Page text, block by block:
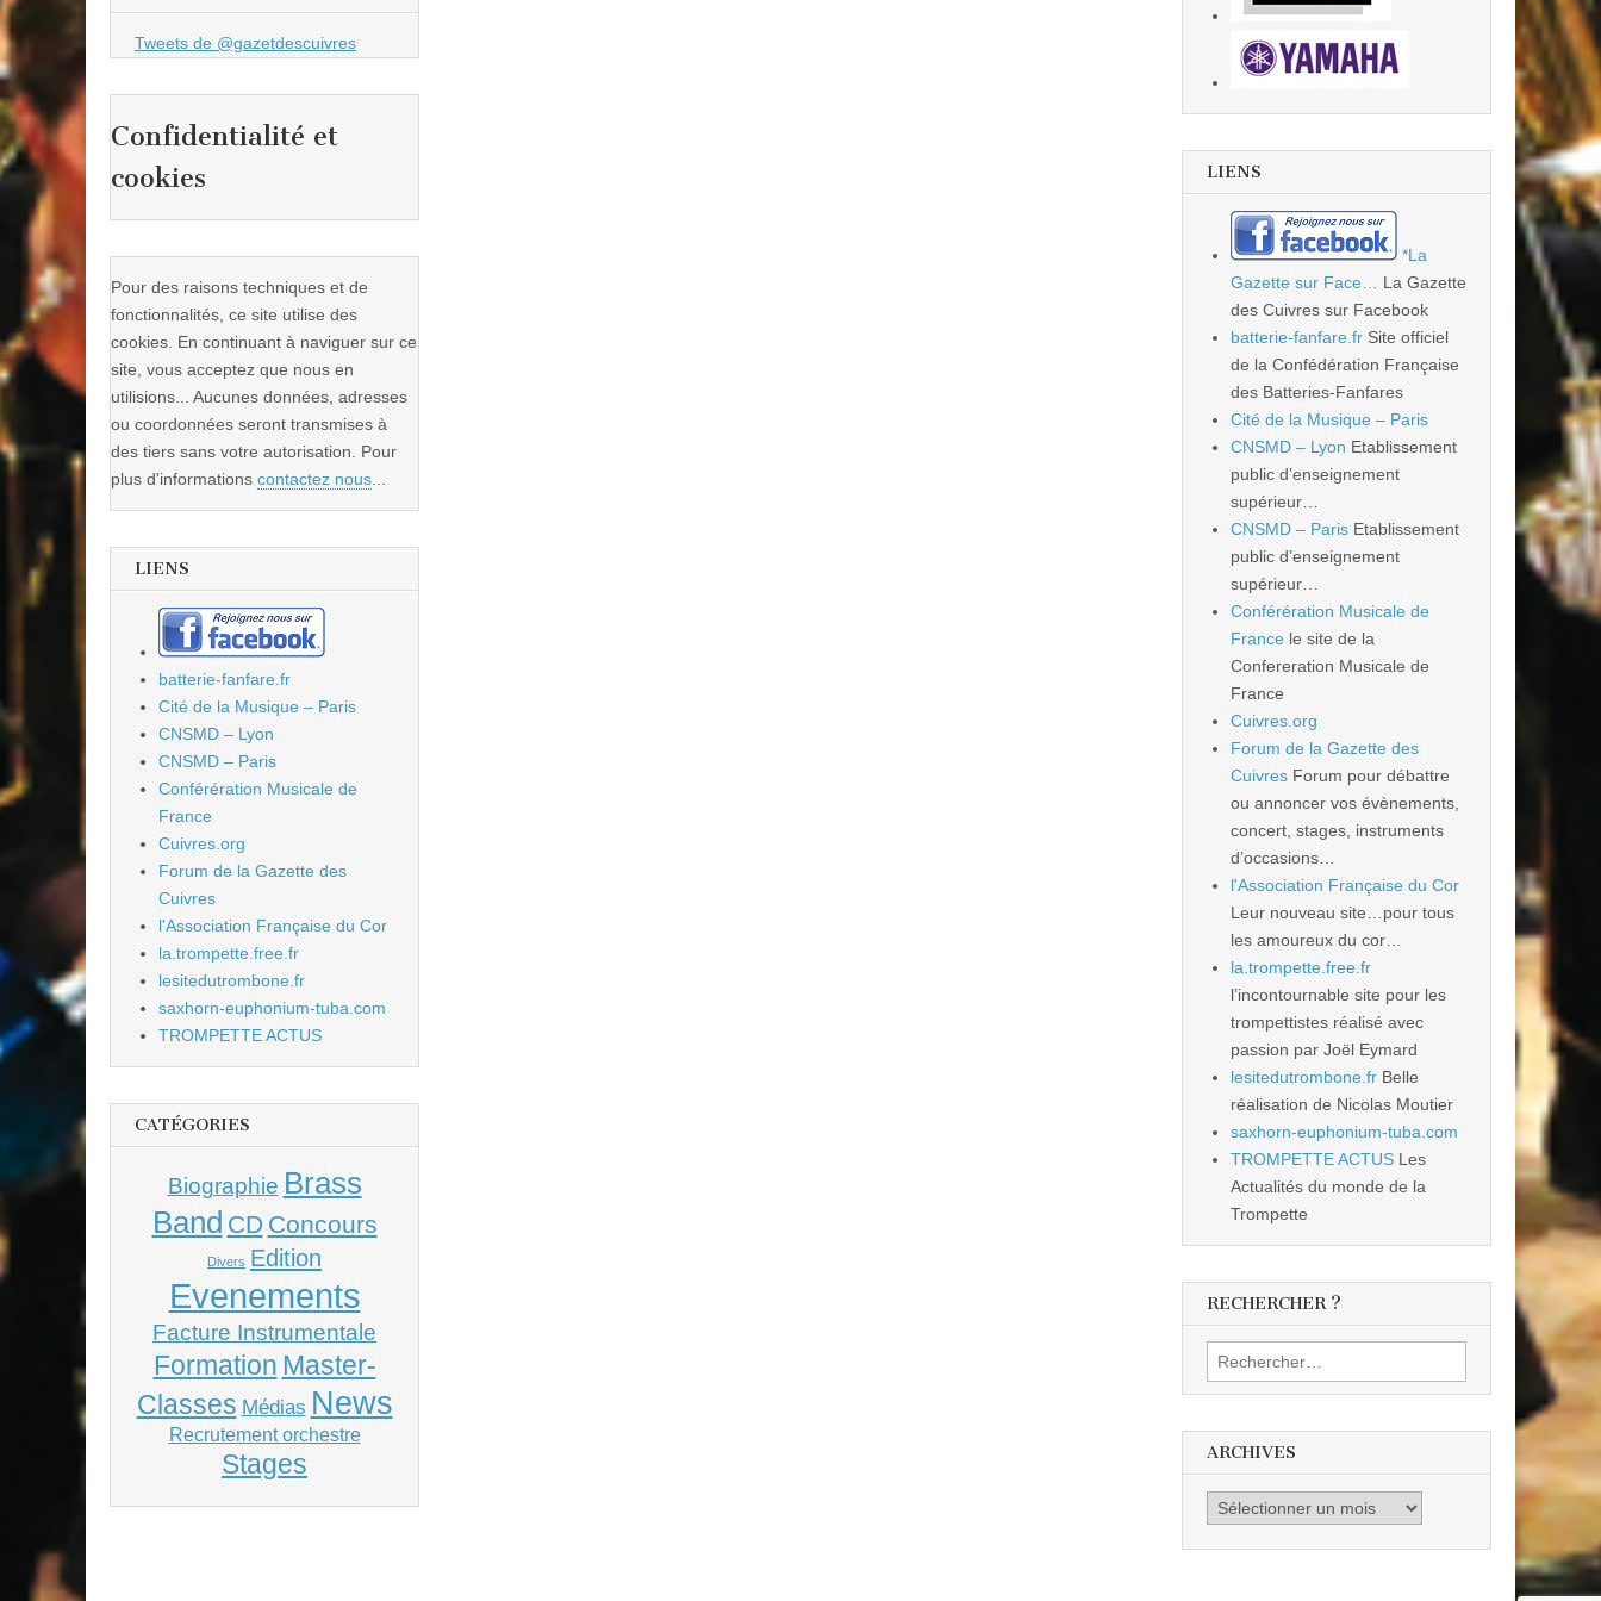
Tweets de @gazetdescuivres
Confidentialité et
cookies
Pour des raisons techniques et de
fonctionnalités, ce site utilise des
cookies. En continuant à naviguer sur ce
site, vous acceptez que nous en
utilisions... Aucunes données, adresses
ou coordonnées seront transmises à
des tiers sans votre autorisation. Pour
plus d'informations contactez nous...
LIENS
batterie-fanfare.fr
Cité de la Musique – Paris
CNSMD – Lyon
CNSMD – Paris
Conférération Musicale de
France
Cuivres.org
Forum de la Gazette des
Cuivres
l'Association Française du Cor
la.trompette.free.fr
lesitedutrombone.fr
saxhorn-euphonium-tuba.com
TROMPETTE ACTUS
CATÉGORIES
Biographie Brass
Band CD Concours
Divers Edition
Evenements
Facture Instrumentale
Formation Master-
Classes Médias News
Recrutement orchestre
Stages
LIENS
*La
Gazette sur Face…
La Gazette
des Cuivres sur Facebook
batterie-fanfare.fr Site officiel
de la Confédération Française
des Batteries-Fanfares
Cité de la Musique – Paris
CNSMD – Lyon Etablissement
public d’enseignement
supérieur…
CNSMD – Paris Etablissement
public d’enseignement
supérieur…
Conférération Musicale de
France le site de la
Confereration Musicale de
France
Cuivres.org
Forum de la Gazette des
Cuivres Forum pour débattre
ou annoncer vos évènements,
concert, stages, instruments
d’occasions…
l'Association Française du Cor
Leur nouveau site…pour tous
les amoureux du cor…
la.trompette.free.fr
l’incontournable site pour les
trompettistes réalisé avec
passion par Joël Eymard
lesitedutrombone.fr Belle
réalisation de Nicolas Moutier
saxhorn-euphonium-tuba.com
TROMPETTE ACTUS Les
Actualités du monde de la
Trompette
RECHERCHER ?
Rechercher :
ARCHIVES
Archives